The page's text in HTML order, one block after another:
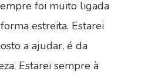
foi muito ligada
estreita. Estarei
a ajudar, é da
Estarei sempre à